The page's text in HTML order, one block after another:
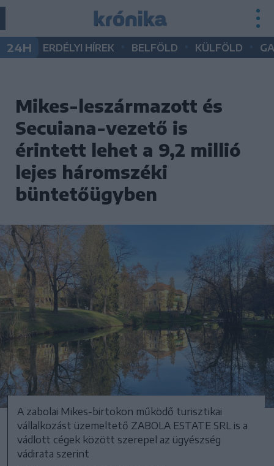
24H ERDÉLYI HÍREK BELFÖLD KÜLFÖLD
Mikes-leszármazott és
Secuiana-vezető is
érintett lehet a 9,2 millió
lejes háromszéki
büntetőügyben
A zabolai Mikes-birtokon működő turisztikai
vállalkozást üzemeltető ZABOLA ESTATE SRL is a
vádlott cégek között szerepel az ügyészség
vádirata szerint